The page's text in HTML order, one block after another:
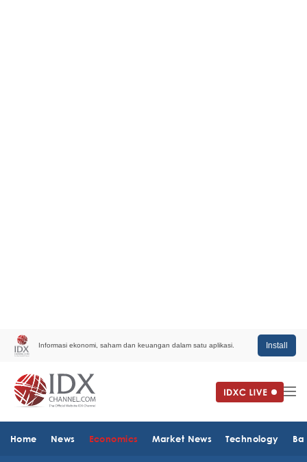
Informasi ekonomi, saham dan keuangan dalam satu aplikasi. Install
Home News Economics Market News Technology